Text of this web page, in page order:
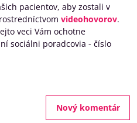
pacientov, aby zostali v
videohovorov.
veci Vám ochotne
sociálni poradcovia - číslo
Nový komentár